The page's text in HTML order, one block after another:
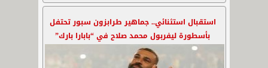
استقبال استثنائي.. جماهير طرابزون سبور تحتفل
بأسطورة ليفربول محمد صلاح في “بابارا بارك”